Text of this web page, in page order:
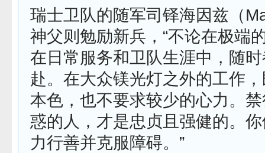
瑞士卫队的随军司铎海因兹（
神父则勉励新兵，“不论在极端
在日常服务和卫队生涯中，随
赴。在大众镁光灯之外的工作
本色，也不要求较少的心力。
惑的人，才是忠贞且强健的。
力行善并克服障碍。”